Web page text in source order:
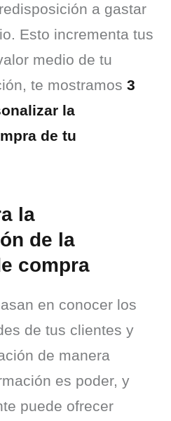
a gastar
Esto incrementa tus
medio de tu
te mostramos 3
la
de tu
la
de la
compra
en conocer los
de tus clientes y
de manera
es poder, y
puede ofrecer